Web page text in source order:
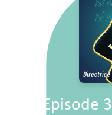
Episode 3